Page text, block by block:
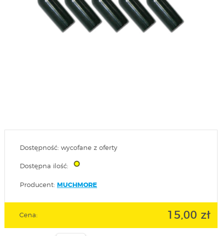
Dostępność: wycofane z oferty
Dostępna ilość:
Producent: MUCHMORE
Cena: 15,00 zł